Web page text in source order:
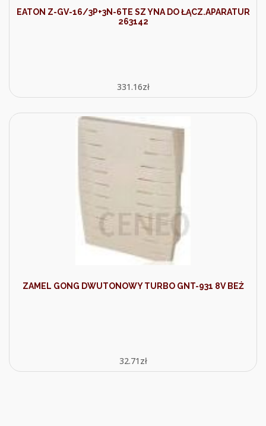
EATON Z-GV-16/3P+3N-6TE SZ YNA DO ŁĄCZ.APARATUR
263142
331.16zł
ZAMEL GONG DWUTONOWY TURBO GNT-931 8V BEŻ
32.71 zł